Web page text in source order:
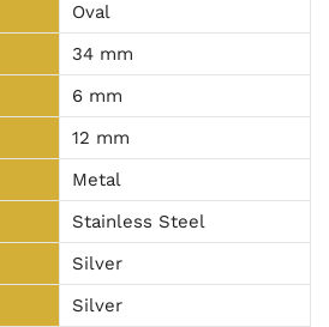
Oval
34 mm
6 mm
12 mm
Metal
Stainless Steel
Silver
Silver